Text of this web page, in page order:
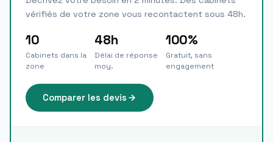
vérifiés de votre zone vous recontactent sous 48h.
10
Cabinets dans la
zone
48h
Délai de réponse
moy.
100%
Gratuit, sans
engagement
Comparer les devis